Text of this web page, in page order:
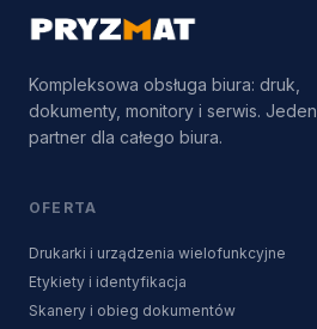
Kompleksowa obsługa biura: druk,
dokumenty, monitory i serwis. Jeden
partner dla całego biura.
OFERTA
Drukarki i urządzenia wielofunkcyjne
Etykiety i identyfikacja
Skanery i obieg dokumentów